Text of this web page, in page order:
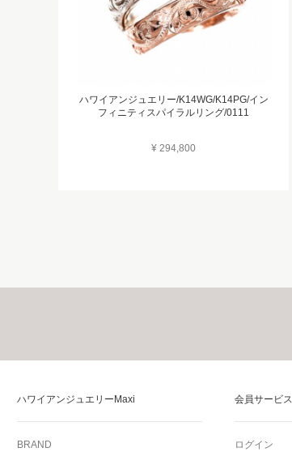
ハワイアンジュエリー/K14WG/K14PG/イン
フィニティスパイラルリング/0111
¥ 294,800
ハワイアンジュエリーMaxi
BRAND
会員サービス
ログイン